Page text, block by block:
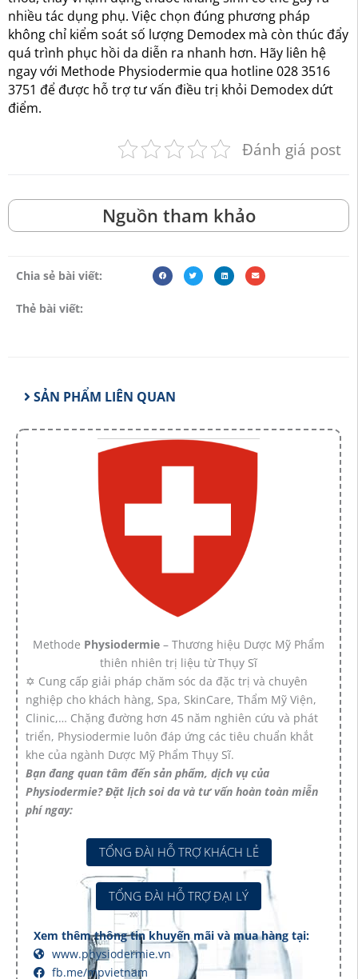
nhiều tác dụng phụ. Việc chọn đúng phương pháp
không chỉ kiểm soát số lượng Demodex mà còn thúc đẩy
quá trình phục hồi da diễn ra nhanh hơn. Hãy liên hệ
ngay với Methode Physiodermie qua hotline 028 3516
3751 để được hỗ trợ tư vấn điều trị khỏi Demodex dứt
điểm.
Đánh giá post
Nguồn tham khảo
Chia sẻ bài viết:
Thẻ bài viết:
SẢN PHẨM LIÊN QUAN
Methode Physiodermie – Thương hiệu Dược Mỹ Phẩm
thiên nhiên trị liệu từ Thụy Sĩ
✡ Cung cấp giải pháp chăm sóc da đặc trị và chuyên
nghiệp cho khách hàng, Spa, SkinCare, Thẩm Mỹ Viện,
Clinic,… Chặng đường hơn 45 năm nghiên cứu và phát
triển, Physiodermie luôn đáp ứng các tiêu chuẩn khắt
khe của ngành Dược Mỹ Phẩm Thụy Sĩ.
Bạn đang quan tâm đến sản phẩm, dịch vụ của
Physiodermie? Đặt lịch soi da và tư vấn hoàn toàn miễn
phí ngay:
TỔNG ĐÀI HỖ TRỢ KHÁCH LẺ
TỔNG ĐÀI HỖ TRỢ ĐẠI LÝ
Xem thêm thông tin khuyến mãi và mua hàng tại:
www.physiodermie.vn
fb.me/mpvietnam